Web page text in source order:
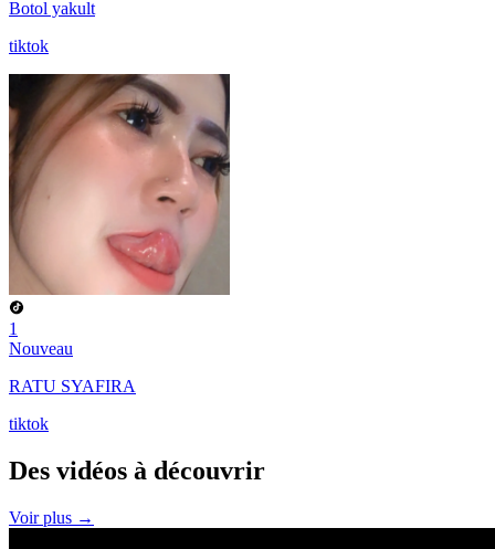
Botol yakult
tiktok
1
Nouveau
RATU SYAFIRA
tiktok
Des vidéos à découvrir
Voir plus →